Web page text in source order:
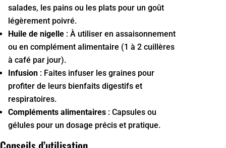
salades, les pains ou les plats pour un goût
légèrement poivré.
Huile de nigelle : À utiliser en assaisonnement
ou en complément alimentaire (1 à 2 cuillères
à café par jour).
Infusion : Faites infuser les graines pour
profiter de leurs bienfaits digestifs et
respiratoires.
Compléments alimentaires : Capsules ou
gélules pour un dosage précis et pratique.